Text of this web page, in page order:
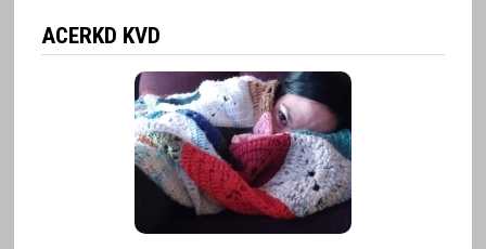
ACERKD KVD